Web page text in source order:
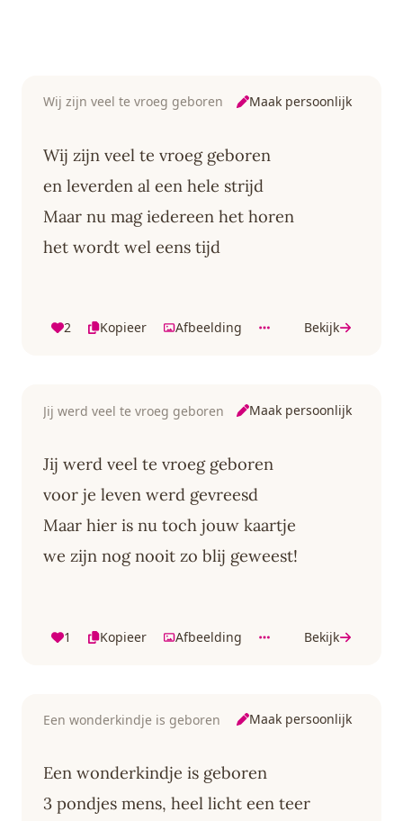
Wij zijn veel te vroeg geboren Maak persoonlijk
Wij zijn veel te vroeg geboren
en leverden al een hele strijd
Maar nu mag iedereen het horen
het wordt wel eens tijd
2 Kopieer Afbeelding Bekijk
Jij werd veel te vroeg geboren Maak persoonlijk
Jij werd veel te vroeg geboren
voor je leven werd gevreesd
Maar hier is nu toch jouw kaartje
we zijn nog nooit zo blij geweest!
1 Kopieer Afbeelding Bekijk
Een wonderkindje is geboren Maak persoonlijk
Een wonderkindje is geboren
3 pondjes mens, heel licht een teer